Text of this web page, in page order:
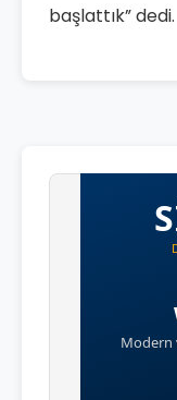
başlattık” dedi.